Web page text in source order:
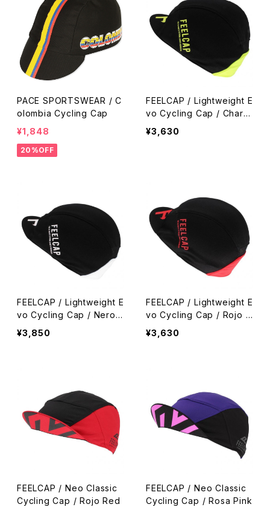
PACE SPORTSWEAR / C
olombia Cycling Cap
¥1,848
20%OFF
FEELCAP / Lightweight E
vo Cycling Cap / Chart
Black
¥3,630
FEELCAP / Lightweight E
vo Cycling Cap / Nero
Black
¥3,850
FEELCAP / Lightweight E
vo Cycling Cap / Rojo B
lack
¥3,630
FEELCAP / Neo Classic
Cycling Cap / Rojo Red
FEELCAP / Neo Classic
Cycling Cap / Rosa Pink